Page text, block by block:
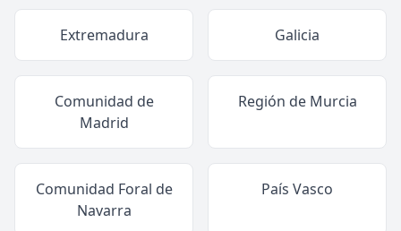
Extremadura Galicia
Comunidad de
Madrid
Región de Murcia
Comunidad Foral de
Navarra
País Vasco